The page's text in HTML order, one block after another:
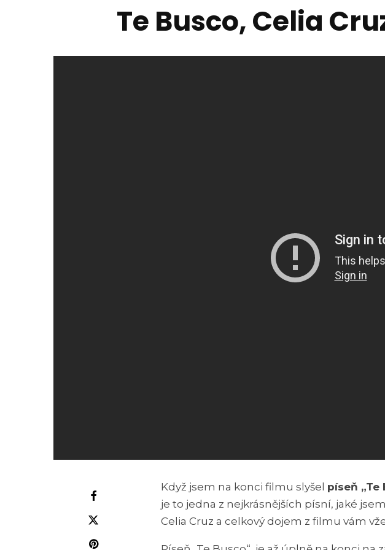
Te Busco, Celia
Když jsem na konci filmu slyšel píseň „Te
je to jedna z nejkrásnějších písní, jaké
Celia Cruz a celkový dojem z filmu vám